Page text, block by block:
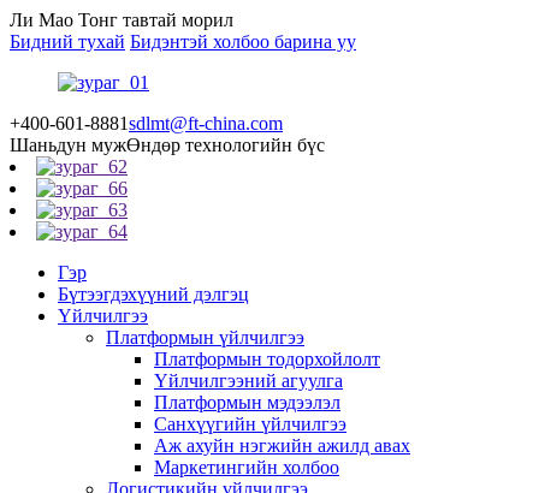
Ли Мао Тонг тавтай морил
Бидний тухай Бидэнтэй холбоо барина уу
+400-601-8881sdlmt@ft-china.com
Шаньдун мужӨндөр технологийн бүс
Гэр
Бүтээгдэхүүний дэлгэц
Үйлчилгээ
Платформын үйлчилгээ
Платформын тодорхойлолт
Үйлчилгээний агуулга
Платформын мэдээлэл
Санхүүгийн үйлчилгээ
Аж ахуйн нэгжийн ажилд авах
Маркетингийн холбоо
Логистикийн үйлчилгээ